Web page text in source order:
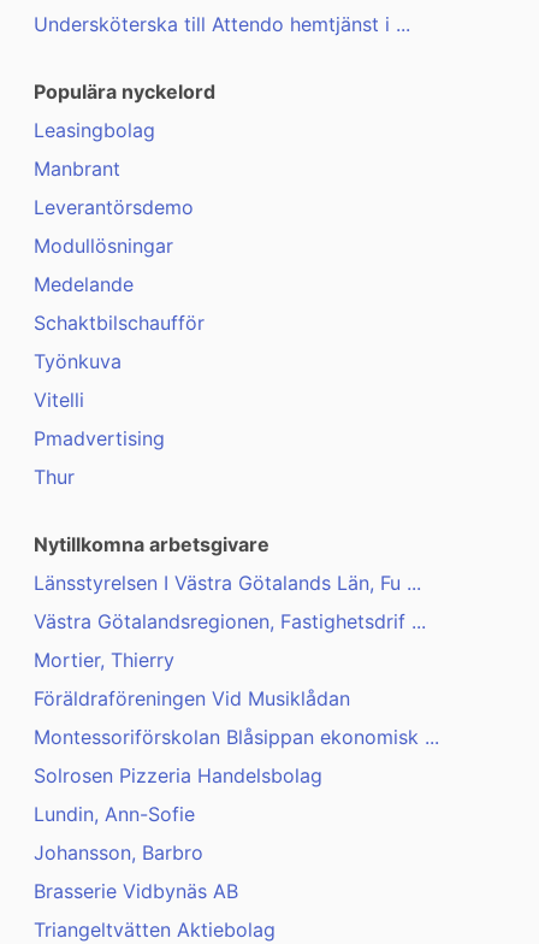
Undersköterska till Attendo hemtjänst i ...
Populära nyckelord
Leasingbolag
Manbrant
Leverantörsdemo
Modullösningar
Medelande
Schaktbilschaufför
Työnkuva
Vitelli
Pmadvertising
Thur
Nytillkomna arbetsgivare
Länsstyrelsen I Västra Götalands Län, Fu ...
Västra Götalandsregionen, Fastighetsdrif ...
Mortier, Thierry
Föräldraföreningen Vid Musiklådan
Montessoriförskolan Blåsippan ekonomisk ...
Solrosen Pizzeria Handelsbolag
Lundin, Ann-Sofie
Johansson, Barbro
Brasserie Vidbynäs AB
Triangeltvätten Aktiebolag